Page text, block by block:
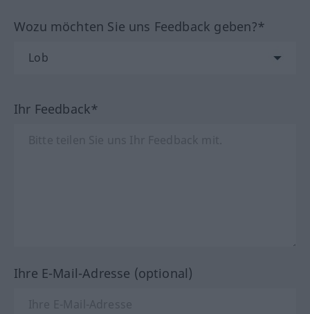
Wozu möchten Sie uns Feedback geben?*
Ihr Feedback*
Ihre E-Mail-Adresse (optional)